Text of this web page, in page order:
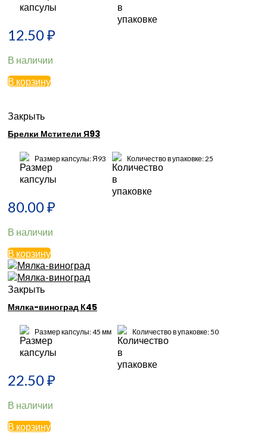
12.50₽
В наличии
В корзину
Закрыть
Брелки Мстители Я93
Размер капсулы: Я93 Количество в упаковке: 25
80.00₽
В наличии
В корзину
Закрыть
Мялка-виноград К45
Размер капсулы: 45 мм Количество в упаковке: 50
22.50₽
В наличии
В корзину